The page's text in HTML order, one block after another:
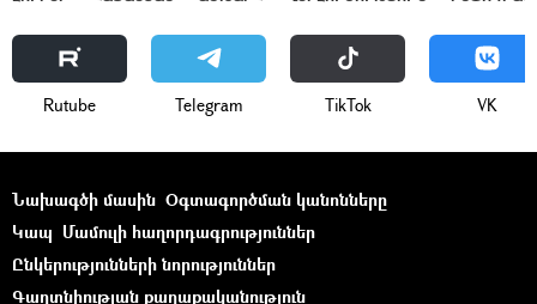
Rutube Telegram ТikТоk VK
Նախագծի մասին Օգտագործման կանոնները
Կապ Մամուլի հաղորդագրություններ
Ընկերությունների նորություններ
Գաղտնիության քաղաքականություն